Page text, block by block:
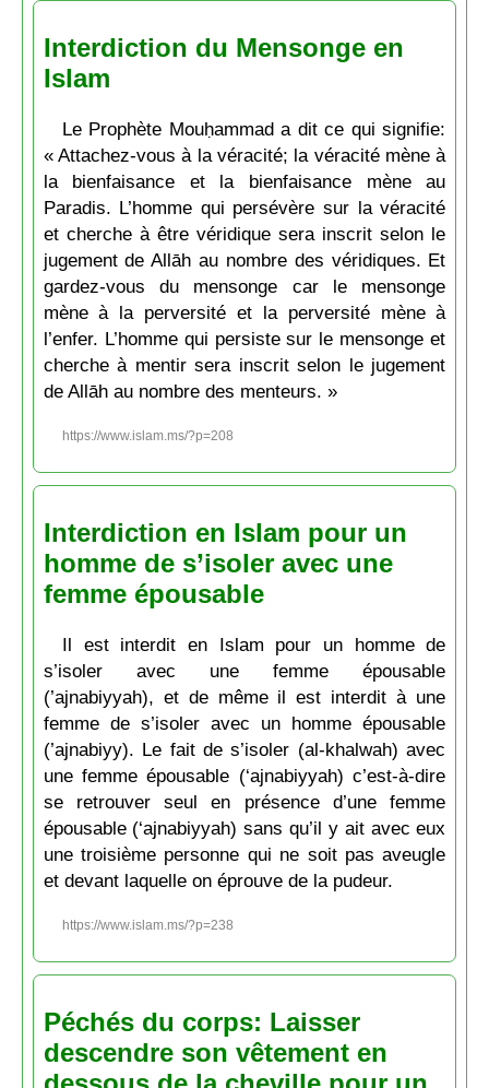
Interdiction du Mensonge en
Islam
Le Prophète Mouḥammad a dit ce qui signifie:
« Attachez-vous à la véracité; la véracité mène à
la bienfaisance et la bienfaisance mène au
Paradis. L’homme qui persévère sur la véracité
et cherche à être véridique sera inscrit selon le
jugement de Allāh au nombre des véridiques. Et
gardez-vous du mensonge car le mensonge
mène à la perversité et la perversité mène à
l’enfer. L’homme qui persiste sur le mensonge et
cherche à mentir sera inscrit selon le jugement
de Allāh au nombre des menteurs. »
https://www.islam.ms/?p=208
Interdiction en Islam pour un
homme de s’isoler avec une
femme épousable
Il est interdit en Islam pour un homme de
s’isoler avec une femme épousable
(’ajnabiyyah), et de même il est interdit à une
femme de s’isoler avec un homme épousable
(’ajnabiyy). Le fait de s’isoler (al-khalwah) avec
une femme épousable (‘ajnabiyyah) c’est-à-dire
se retrouver seul en présence d’une femme
épousable (‘ajnabiyyah) sans qu’il y ait avec eux
une troisième personne qui ne soit pas aveugle
et devant laquelle on éprouve de la pudeur.
https://www.islam.ms/?p=238
Péchés du corps: Laisser
descendre son vêtement en